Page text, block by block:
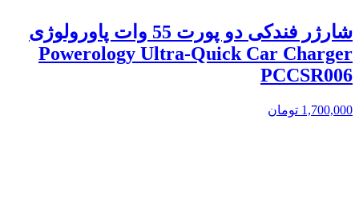
شارژر فندکی دو پورت 55 وات پاورولوژی
Powerology Ultra-Quick Car Charger
PCCSR006
1,700,000 تومان